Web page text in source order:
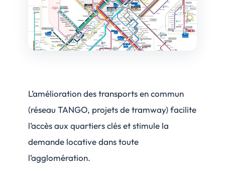
L’amélioration des transports en commun
(réseau TANGO, projets de tramway) facilite
l’accès aux quartiers clés et stimule la
demande locative dans toute
l’agglomération.